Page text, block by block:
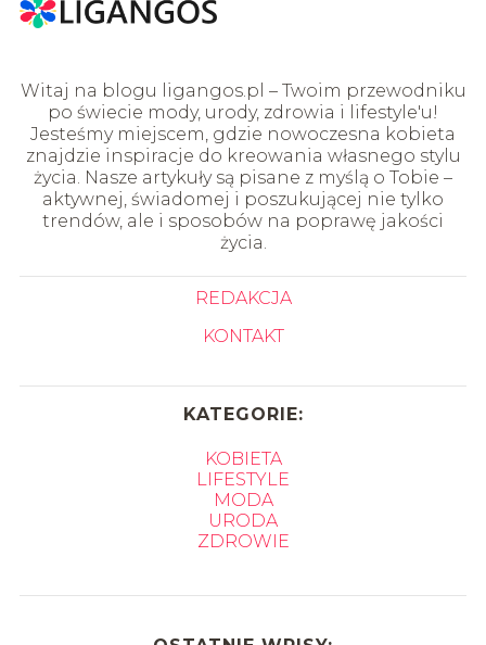
Witaj na blogu ligangos.pl – Twoim przewodniku
po świecie mody, urody, zdrowia i lifestyle'u!
Jesteśmy miejscem, gdzie nowoczesna kobieta
znajdzie inspiracje do kreowania własnego stylu
życia. Nasze artykuły są pisane z myślą o Tobie –
aktywnej, świadomej i poszukującej nie tylko
trendów, ale i sposobów na poprawę jakości
życia.
REDAKCJA
KONTAKT
KATEGORIE:
KOBIETA
LIFESTYLE
MODA
URODA
ZDROWIE